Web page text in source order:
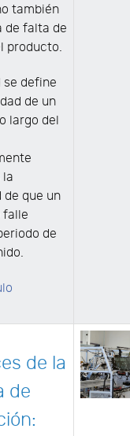
también
de falta de
producto.
se define
de un
largo del
la
de que un
falle
de
de la
de